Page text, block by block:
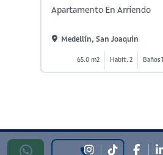
Apartamento En Arriendo
Medellín, San Joaquin
65.0 m2 Habit. 2 Baños 1